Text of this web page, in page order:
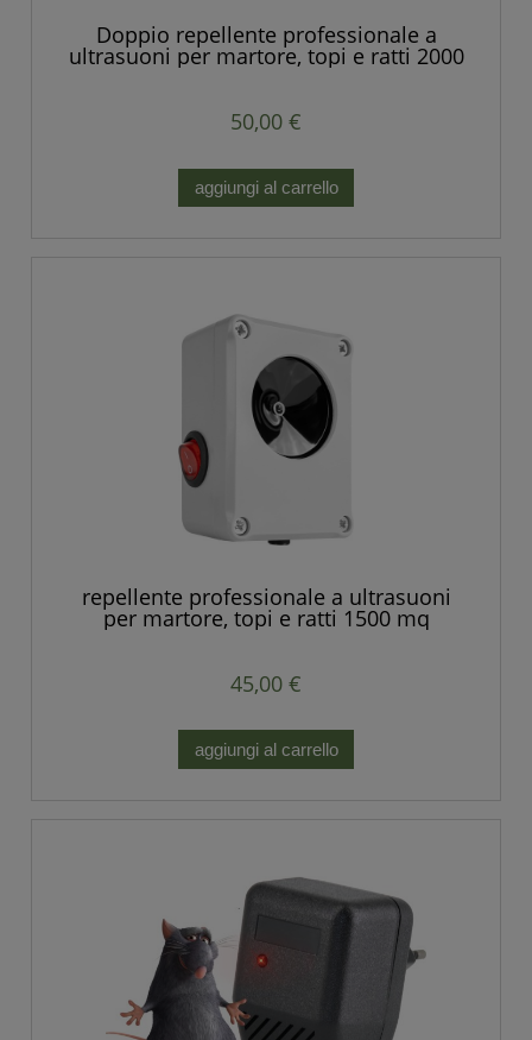
Doppio repellente professionale a
ultrasuoni per martore, topi e ratti 2000
mq POTENTE
50,00 €
aggiungi al carrello
repellente professionale a ultrasuoni
per martore, topi e ratti 1500 mq
POTENTE
45,00 €
aggiungi al carrello